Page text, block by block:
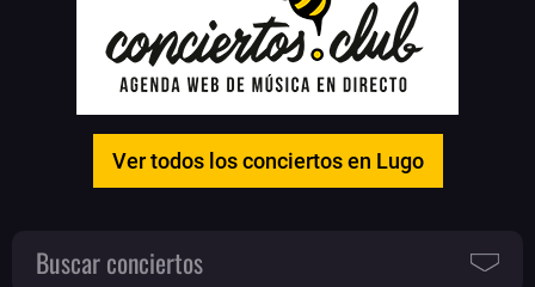
Ver todos los conciertos en Lugo
Buscar conciertos